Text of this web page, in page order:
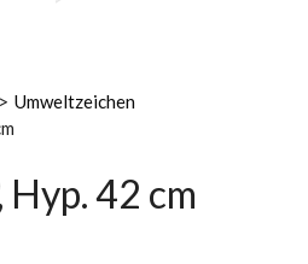
> Umweltzeichen
Hyp. 42 cm